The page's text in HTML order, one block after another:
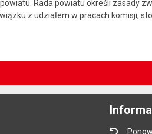
Rada powiatu określi zasady
z udziałem w pracach komisji,